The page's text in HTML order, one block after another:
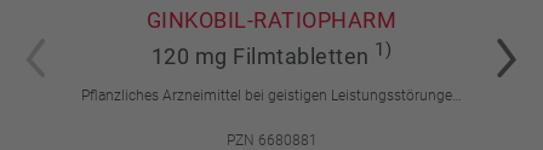
GINKOBIL-RATIOPHARM
120 mg Filmtabletten 1)
Pflanzliches Arzneimittel bei geistigen Leistungsstörungen und Durchblutungsstörungen.
PZN 6680881